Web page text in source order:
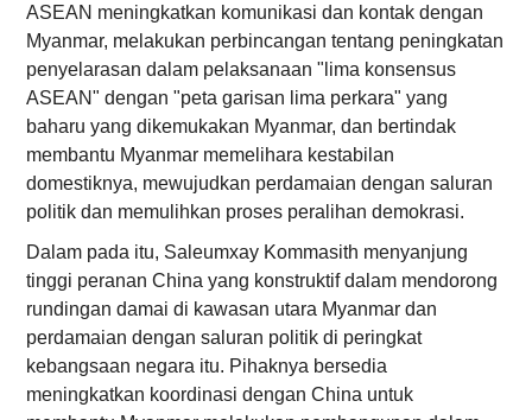
ASEAN meningkatkan komunikasi dan kontak dengan
Myanmar, melakukan perbincangan tentang peningkatan
penyelarasan dalam pelaksanaan "lima konsensus
ASEAN" dengan "peta garisan lima perkara" yang
baharu yang dikemukakan Myanmar, dan bertindak
membantu Myanmar memelihara kestabilan
domestiknya, mewujudkan perdamaian dengan saluran
politik dan memulihkan proses peralihan demokrasi.
Dalam pada itu, Saleumxay Kommasith menyanjung
tinggi peranan China yang konstruktif dalam mendorong
rundingan damai di kawasan utara Myanmar dan
perdamaian dengan saluran politik di peringkat
kebangsaan negara itu. Pihaknya bersedia
meningkatkan koordinasi dengan China untuk